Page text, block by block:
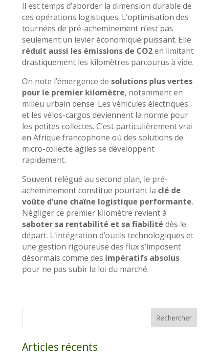
Il est temps d’aborder la dimension durable de
ces opérations logistiques. L’optimisation des
tournées de pré-acheminement n’est pas
seulement un levier économique puissant. Elle
réduit aussi les émissions de CO2en limitant
drastiquement les kilomètres parcourus à vide.
On note l’émergence de solutions plus vertes
pour le premier kilomètre, notamment en
milieu urbain dense. Les véhicules électriques
et les vélos-cargos deviennent la norme pour
les petites collectes. C’est particulièrement vrai
en Afrique francophone où des solutions de
micro-collecte agiles se développent
rapidement.
Souvent relégué au second plan, le pré-
acheminement constitue pourtant la clé de
voûte d’une chaîne logistique performante.
Négliger ce premier kilomètre revient à
saboter sa rentabilité et sa fiabilité dès le
départ. L’intégration d’outils technologiques et
une gestion rigoureuse des flux s’imposent
désormais comme des impératifs absolus
pour ne pas subir la loi du marché.
Rechercher
Articles récents